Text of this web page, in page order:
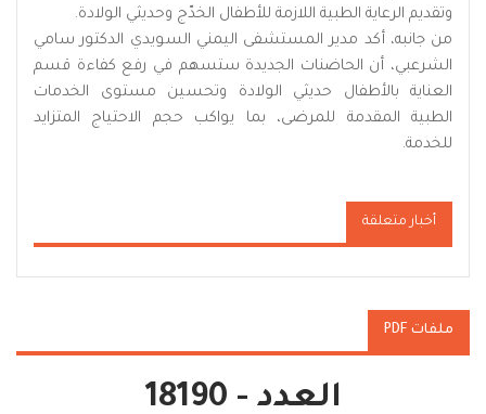
وتقديم الرعاية الطبية اللازمة للأطفال الخدّج وحديثي الولادة.
من جانبه، أكد مدير المستشفى اليمني السويدي الدكتور سامي
الشرعبي، أن الحاضنات الجديدة ستسهم في رفع كفاءة قسم
العناية بالأطفال حديثي الولادة وتحسين مستوى الخدمات
الطبية المقدمة للمرضى، بما يواكب حجم الاحتياج المتزايد
للخدمة.
أخبار متعلقة
ملفات PDF
العدد - 18190